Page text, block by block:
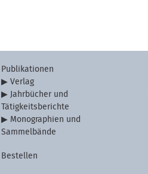
Publikationen
Verlag
Jahrbücher und
Tätigkeitsberichte
Monographien und
Sammelbände
Bestellen